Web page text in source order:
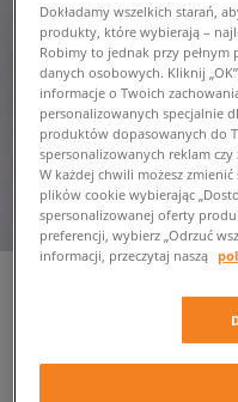
damskie, casual
Dokładamy wszelkich starań,
produkty, które wybierają –
Robimy to jednak przy pełnym
danych osobowych. Kliknij
informacje o Twoich
personalizowanych specjalnie
produktów dopasowanych do
spersonalizowanych reklam
W każdej chwili możesz
plików cookie wybierając
spersonalizowanej oferty
preferencji, wybierz „Odrzuć
informacji, przeczytaj naszą